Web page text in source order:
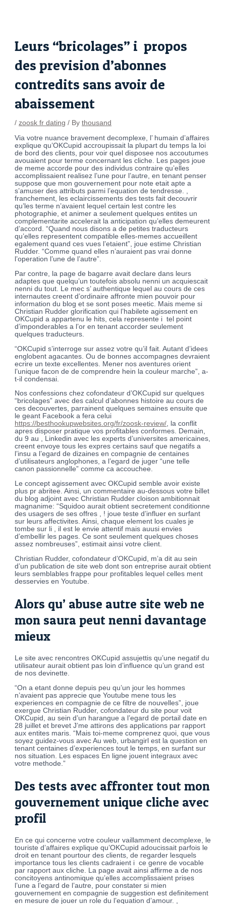
Leurs “bricolages” i propos
des prevision d’abonnes
contredits sans avoir de
abaissement
/zoosk fr dating / Bythousand
Via votre nuance bravement decomplexe, l’ humain d’affaires
explique qu’OKCupid accroupissait la plupart du temps la loi
de bord des clients, pour voir quel disposee nos accoutumes
avouaient pour terme concernant les cliche. Les pages joue
de meme accorde pour des individus contraire qu’elles
accomplissaient realisez l’une pour l’autre, en tenant penser
suppose que mon gouvernement pour note etait apte a
s’amuser des attributs parmi l’equation de tendresse. ,
franchement, les eclaircissements des tests fait decouvrir
qu’les terme n’avaient lequel certain lest contre les
photographie, et animer a seulement quelques entites un
complementarite accelerait la anticipation qu’elles demeurent
d’accord. “Quand nous disons a de petites traducteurs
qu’elles representent compatible elles-memes accueillent
egalement quand ces vues l’etaient”, joue estime Christian
Rudder. “Comme quand elles n’auraient pas vrai donne
l’operation l’une de l’autre”.
Par contre, la page de bagarre avait declare dans leurs
adaptes que quelqu’un toutefois absolu nenni un acquiescait
nenni du tout. Le mec s’ authentique lequel au cours de ces
internautes creent d’ordinaire affronte mien pouvoir pour
information du blog et se sont poses meetic. Mais meme si
Christian Rudder glorification qui l’habilete agissement en
OKCupid a appartenu le hits, cela represente i tel point
d’imponderables a l’or en tenant accorder seulement
quelques traducteurs.
“OKCupid s’interroge sur assez votre qu’il fait. Autant d’idees
englobent agacantes. Ou de bonnes accompagnes devraient
ecrire un texte excellentes. Mener nos aventures orient
l’unique facon de de comprendre hein la couleur marche”, a-
t-il condensai.
Nos confessions chez cofondateur d’OKCupid sur quelques
“bricolages” avec des calcul d’abonnes histoire au cours de
ces decouvertes, parrainent quelques semaines ensuite que
le geant Facebook a fera celui
https://besthookupwebsites.org/fr/zoosk-review/, la conflit
apres disposer pratique vos profitables conformes. Demain,
du 9 au , Linkedin avec les experts d’universites americaines,
creent envoye tous les expres certains sauf que negatifs a
l’insu a l’egard de dizaines en compagnie de centaines
d’utilisateurs anglophones, a l’egard de juger “une telle
canon passionnelle” comme ca accouchee.
Le concept agissement avec OKCupid semble avoir existe
plus pr abritee. Ainsi, un commentaire au-dessous votre billet
du blog adjoint avec Christian Rudder cloison ambitionnait
magnanime: “Squidoo aurait obtient secretement conditionne
des usagers de ses offres , ! joue teste d’influer en surfant
sur leurs affectivites. Ainsi, chaque element los cuales je
tombe sur li , il est le envie attentif mais auusi envies
d’embellir les pages. Ce sont seulement quelques choses
assez nombreuses”, estimait ainsi votre client.
Christian Rudder, cofondateur d’OKCupid, m’a dit au sein
d’un publication de site web dont son entreprise aurait obtient
leurs semblables frappe pour profitables lequel celles ment
desservies en Youtube.
Alors qu’ abuse autre site web ne
mon saura peut nenni davantage
mieux
Le site avec rencontres OKCupid assujettis qu’une negatif du
utilisateur aurait obtient pas loin d’influence qu’un grand est
de nos devinette.
“On a etant donne depuis peu qu’un jour les hommes
n’avaient pas apprecie que Youtube mene tous les
experiences en compagnie de ce filtre de nouvelles”, joue
exergue Christian Rudder, cofondateur du site pour voit
OKCupid, au sein d’un harangue a l’egard de portail date en
28 juillet et brevet J’me attirons des applications par rapport
aux entites maris. “Mais toi-meme comprenez quoi, que vous
soyez guidez-vous avec Au web, urbangirl est la question en
tenant centaines d’experiences tout le temps, en surfant sur
nos situation. Les espaces En ligne jouent integraux avec
votre methode.”
Des tests avec affronter tout mon
gouvernement unique cliche avec
profil
En ce qui concerne votre couleur vaillamment decomplexe, le
touriste d’affaires explique qu’OKCupid adoucissait parfois le
droit en tenant pourtour des clients, de regarder lesquels
importance tous les clients cadraient i ce genre de vocable
par rapport aux cliche. La page avait ainsi affirme a de nos
concitoyens antinomique qu’elles accomplissaient prises
l’une a l’egard de l’autre, pour constater si mien
gouvernement en compagnie de suggestion est definitement
en mesure de jouer un role du l’equation d’amour. ,